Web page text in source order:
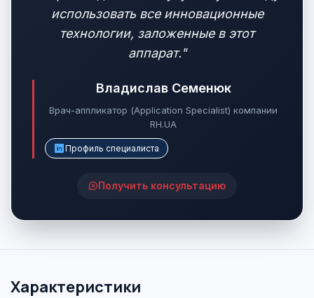
использовать все инновационные
технологии, заложенные в этот
аппарат."
Владислав Семенюк
Врач-аппликатор (Application Specialist) компании
RH.UA
Профиль специалиста
Получить консультацию
Характеристики